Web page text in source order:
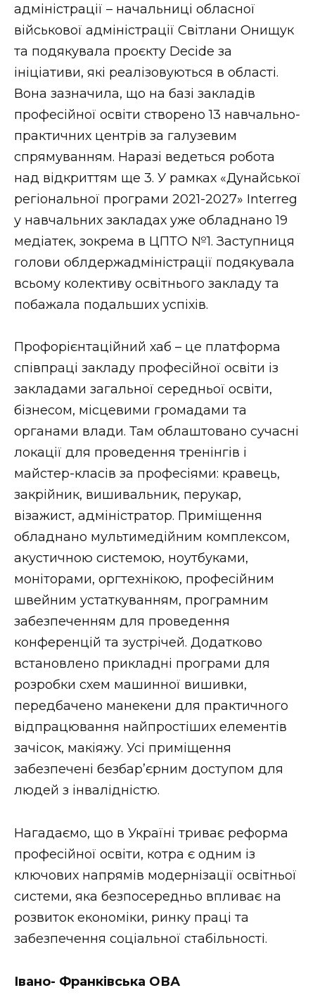
адміністрації – начальниці обласної
військової адміністрації Світлани Онищук
та подякувала проєкту Decide за
ініціативи, які реалізовуються в області.
Вона зазначила, що на базі закладів
професійної освіти створено 13 навчально-
практичних центрів за галузевим
спрямуванням. Наразі ведеться робота
над відкриттям ще 3. У рамках «Дунайської
регіональної програми 2021-2027» Interreg
у навчальних закладах уже обладнано 19
медіатек, зокрема в ЦПТО №1. Заступниця
голови облдержадміністрації подякувала
всьому колективу освітнього закладу та
побажала подальших успіхів.
Профорієнтаційний хаб – це платформа
співпраці закладу професійної освіти із
закладами загальної середньої освіти,
бізнесом, місцевими громадами та
органами влади. Там облаштовано сучасні
локації для проведення тренінгів і
майстер-класів за професіями: кравець,
закрійник, вишивальник, перукар,
візажист, адміністратор. Приміщення
обладнано мультимедійним комплексом,
акустичною системою, ноутбуками,
моніторами, оргтехнікою, професійним
швейним устаткуванням, програмним
забезпеченням для проведення
конференцій та зустрічей. Додатково
встановлено прикладні програми для
розробки схем машинної вишивки,
передбачено манекени для практичного
відпрацювання найпростіших елементів
зачісок, макіяжу. Усі приміщення
забезпечені безбар’єрним доступом для
людей з інвалідністю.
Нагадаємо, що в Україні триває реформа
професійної освіти, котра є одним із
ключових напрямів модернізації освітньої
системи, яка безпосередньо впливає на
розвиток економіки, ринку праці та
забезпечення соціальної стабільності.
Івано- Франківська ОВА